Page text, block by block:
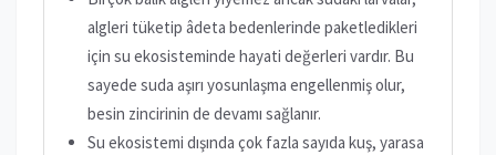
algleri tüketip âdeta bedenlerinde paketledikleri
için su ekosisteminde hayati değerleri vardır. Bu
sayede suda aşırı yosunlaşma engellenmiş olur,
besin zincirinin de devamı sağlanır.
Su ekosistemi dışında çok fazla sayıda kuş, yarasa